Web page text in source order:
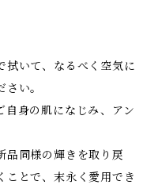
拭いて、なるべく空気に
い。
自身の肌になじみ、アン
品同様の輝きを取り戻
ことで、末永く愛用でき